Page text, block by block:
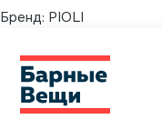
Бренд: PIOLI